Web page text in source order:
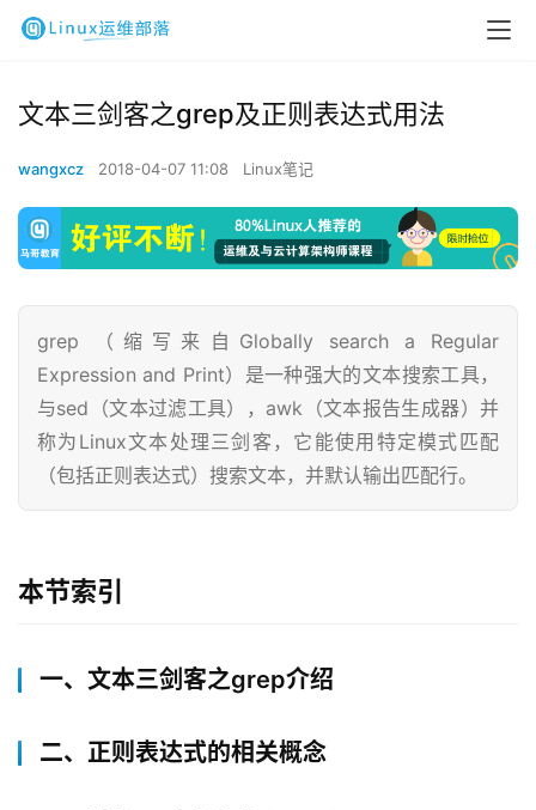
文本三剑客之grep及正则表达式用法
wangxcz 2018-04-07 11:08 Linux笔记
grep （缩写来自Globally search a Regular
Expression and Print）是一种强大的文本搜索工具，
与sed（文本过滤工具），awk（文本报告生成器）并
称为Linux文本处理三剑客，它能使用特定模式匹配
（包括正则表达式）搜索文本，并默认输出匹配行。
本节索引
一、文本三剑客之grep介绍
二、正则表达式的相关概念